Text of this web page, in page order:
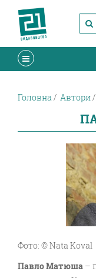
Головна Автори
Фото: © Nata Koval
Павло Матюша –